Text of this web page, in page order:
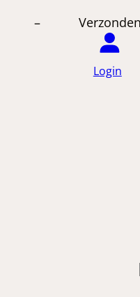
– Verzonden
Login